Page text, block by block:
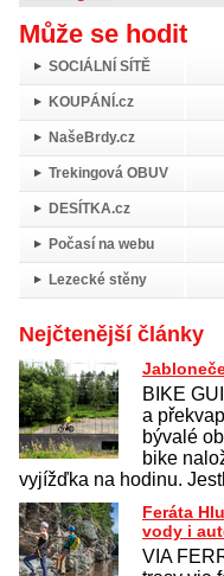
Může se hodit
SOCIÁLNÍ SÍTĚ
KOUPÁNÍ.cz
NašeBrdy.cz
Trekingová OBUV
DESÍTKA.cz
Počasí na webu
Lezecké stěny
Nejčtenější články
BIKE
a
bývalé
bike
vyjížďka na hodinu.
Feráta
vody i
VIA